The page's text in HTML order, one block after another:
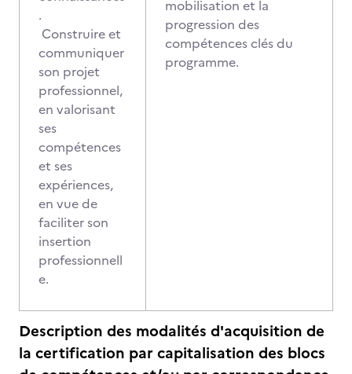
.
Construire et
communiquer
son projet
professionnel,
en valorisant
ses
compétences
et ses
expériences,
en vue de
faciliter son
insertion
professionnell
e.
mobilisation et la
progression des
compétences clés du
programme.
Description des modalités d'acquisition de
la certification par capitalisation des blocs